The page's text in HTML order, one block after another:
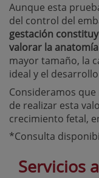
Aunque esta
del control del
gestación
valorar la
mayor tamaño, la
ideal y el
Consideramos
de realizar esta
crecimiento fetal,
*Consulta
Servicios